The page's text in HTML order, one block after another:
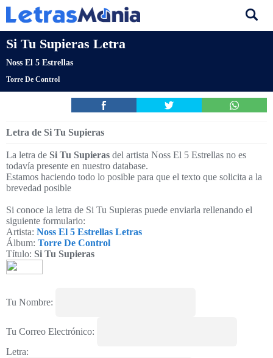
Si Tu Supieras Letra
Noss El 5 Estrellas
Torre De Control
Letra de Si Tu Supieras
La letra de Si Tu Supieras del artista Noss El 5 Estrellas no es
todavía presente en nuestro database.
Estamos haciendo todo lo posible para que el texto que solicita a la
brevedad posible
Si conoce la letra de Si Tu Supieras puede enviarla rellenando el
siguiente formulario:
Artista: Noss El 5 Estrellas Letras
Álbum: Torre De Control
Título: Si Tu Supieras
Tu Nombre:
Tu Correo Electrónico:
Letra: